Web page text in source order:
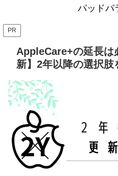
パッドパ
PR
AppleCare+の延長は
新】2年以降の選択肢